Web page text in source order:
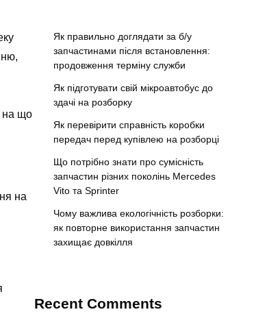
на що
на
Як правильно доглядати за б/у
запчастинами після встановлення:
продовження терміну служби
Як підготувати свій мікроавтобус до
здачі на розборку
Як перевірити справність коробки
передач перед купівлею на розборці
Що потрібно знати про сумісність
запчастин різних поколінь Mercedes
Vito та Sprinter
Чому важлива екологічність розборки:
як повторне використання запчастин
захищає довкілля
Recent Comments